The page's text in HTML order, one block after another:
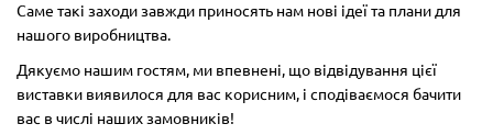
Саме такі заходи завжди приносять нам нові ідеї та плани для
нашого виробництва.
Дякуємо нашим гостям, ми впевнені, що відвідування цієї
виставки виявилося для вас корисним, і сподіваємося бачити
вас в числі наших замовників!